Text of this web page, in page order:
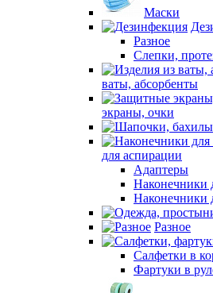
Маски
Разное
Слепки,
ваты, абсорбенты
экраны, очки
для аспирации
Адаптеры
Наконечники
Наконечники
Разное
Салфетки в
Фартуки в